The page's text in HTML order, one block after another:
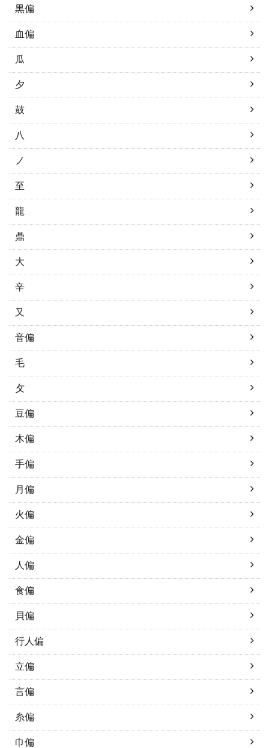
黒偏
血偏
瓜
夕
鼓
八
ノ
至
龍
鼎
大
辛
又
音偏
毛
攵
豆偏
木偏
手偏
月偏
火偏
金偏
人偏
食偏
貝偏
行人偏
立偏
言偏
糸偏
巾偏